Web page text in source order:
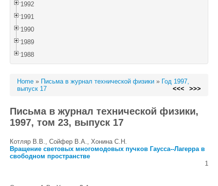
1992
1991
1990
1989
1988
Home » Письма в журнал технической физики » Год 1997,
выпуск 17
<<< >>>
Письма в журнал технической физики,
1997, том 23, выпуск 17
Котляр В.В., Сойфер В.А., Хонина С.Н.
Вращение световых многомодовых пучков Гаусса--Лагерра в
свободном пространстве
1